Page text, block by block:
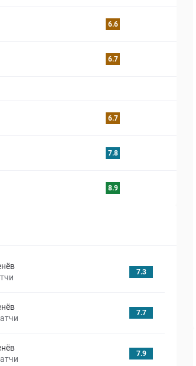
6.6
6.7
6.7
7.8
8.9
7.3
7.7
7.9